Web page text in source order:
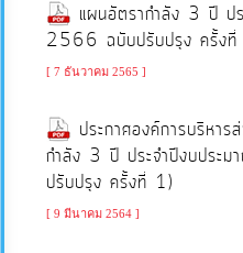
การ
ดำเนิน
งาน
การ
ให้
แผนอัตรากำลัง 3 ปี
2566 ฉบับปรับปรุง ครั้
[ 7 ธันวาคม 2565 ]
ประกาศองค์การบริหา
กำลัง 3 ปี ประจำปีงบปร
ปรับปรุง ครั้งที่ 1)
[ 9 มีนาคม 2564 ]